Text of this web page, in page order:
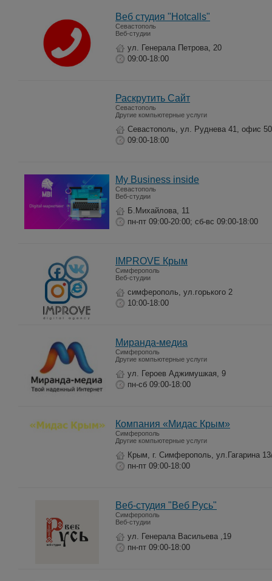
Веб студия "Hotcalls"
Севастополь
Веб-студии
ул. Генерала Петрова, 20
09:00-18:00
Раскрутить Сайт
Севастополь
Другие компьютерные услуги
Севастополь, ул. Руднева 41, офис 50
09:00-18:00
My Business inside
Севастополь
Веб-студии
Б.Михайлова, 11
пн-пт 09:00-20:00; сб-вс 09:00-18:00
IMPROVE Крым
Симферополь
Веб-студии
симферополь, ул.горького 2
10:00-18:00
Миранда-медиа
Симферополь
Другие компьютерные услуги
ул. Героев Аджимушкая, 9
пн-сб 09:00-18:00
Компания «Мидас Крым»
Симферополь
Другие компьютерные услуги
Крым, г. Симферополь, ул.Гагарина
пн-пт 09:00-18:00
Веб-студия "Веб Русь"
Симферополь
Веб-студии
ул. Генерала Васильева ,19
пн-пт 09:00-18:00